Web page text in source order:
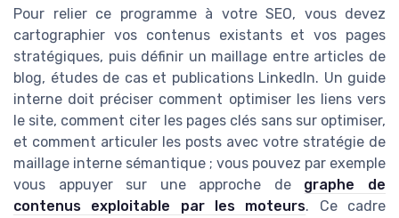
Pour relier ce programme à votre SEO, vous devez
cartographier vos contenus existants et vos pages
stratégiques, puis définir un maillage entre articles de
blog, études de cas et publications LinkedIn. Un guide
interne doit préciser comment optimiser les liens vers
le site, comment citer les pages clés sans sur optimiser,
et comment articuler les posts avec votre stratégie de
maillage interne sémantique ; vous pouvez par exemple
vous appuyer sur une approche de graphe de
contenus exploitable par les moteurs. Ce cadre